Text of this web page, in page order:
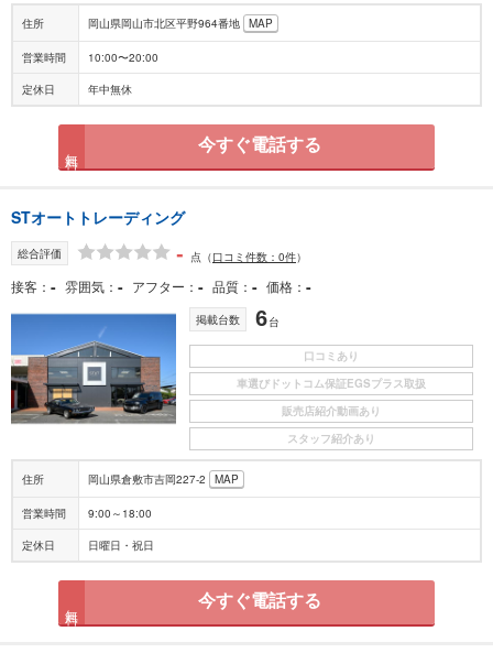
住所 岡山県岡山市北区平野964番地 MAP
営業時間 10:00〜20:00
定休日 年中無休
今すぐ電話する
STオートトレーディング
総合評価 - 点 （口コミ件数：0件）
接客 - 雰囲気 - アフター - 品質 - 価格 -
掲載台数 6台
口コミあり
車選びドットコム保証EGSプラス取扱
販売店紹介動画あり
スタッフ紹介あり
住所 岡山県倉敷市吉岡227-2 MAP
営業時間 9:00～18:00
定休日 日曜日・祝日
今すぐ電話する